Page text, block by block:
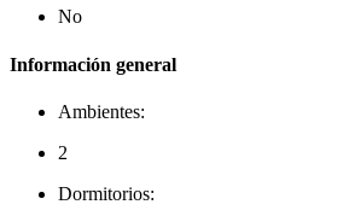
No
Información general
Ambientes:
2
Dormitorios: